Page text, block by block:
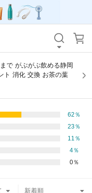
で がぶがぶ飲める静岡
交換 お茶の葉
62 ％
23％
11 ％
4％
0％
すべて
すべて